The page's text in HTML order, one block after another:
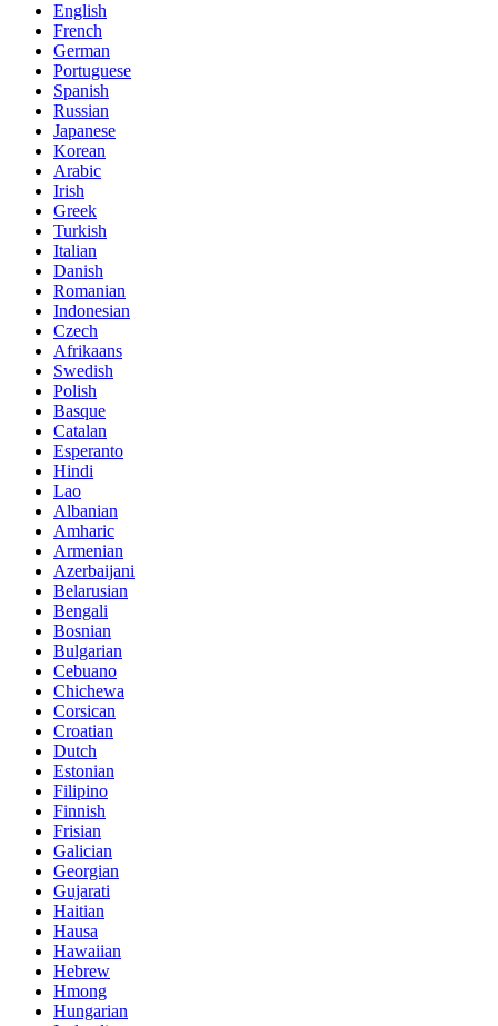
English
French
German
Portuguese
Spanish
Russian
Japanese
Korean
Arabic
Irish
Greek
Turkish
Italian
Danish
Romanian
Indonesian
Czech
Afrikaans
Swedish
Polish
Basque
Catalan
Esperanto
Hindi
Lao
Albanian
Amharic
Armenian
Azerbaijani
Belarusian
Bengali
Bosnian
Bulgarian
Cebuano
Chichewa
Corsican
Croatian
Dutch
Estonian
Filipino
Finnish
Frisian
Galician
Georgian
Gujarati
Haitian
Hausa
Hawaiian
Hebrew
Hmong
Hungarian